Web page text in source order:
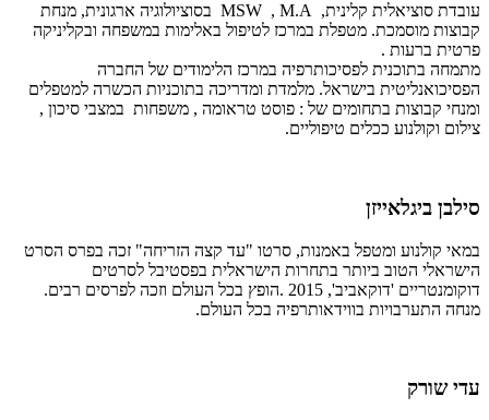
עובדת סוציאלית קלינית, MSW , M.A בסוציולוגיה ארגונית, מנחת
קבוצות מוסמכת. מטפלת במרכז לטיפול באלימות במשפחה ובקליניקה
פרטית ברעות .
מתמחה בתוכנית לפסיכותרפיה במרכז הלימודים של החברה
הפסיכואנליטית בישראל. מלמדת ומדריכה בתוכניות הכשרה למטפלים
ומנחי קבוצות בתחומים של : פוסט טראומה , משפחות ​ במצבי סיכון ,
צילום וקולנוע ככלים טיפוליים.
סילבן ביגלאייזן
במאי קולנוע ומטפל באמנות, סרטו "עד קצה הזריחה" זכה בפרס הסרט
הישראלי הטוב ביותר בתחרות הישראלית בפסטיבל לסרטים
דוקומנטריים 'דוקאביב', 2015 .הופץ בכל העולם וזכה לפרסים רבים.
מנחה התערבויות בווידאותרפיה בכל העולם.
עדי שורק